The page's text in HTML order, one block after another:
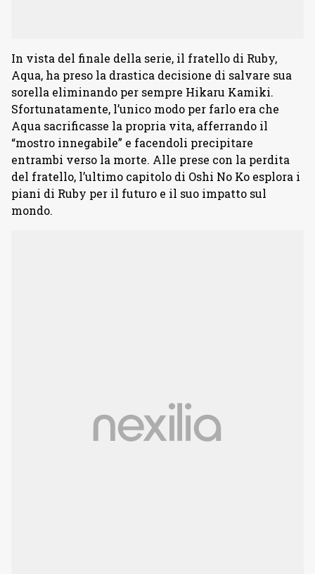
In vista del finale della serie, il fratello di Ruby,
Aqua, ha preso la drastica decisione di salvare sua
sorella eliminando per sempre Hikaru Kamiki.
Sfortunatamente, l’unico modo per farlo era che
Aqua sacrificasse la propria vita, afferrando il
“mostro innegabile” e facendoli precipitare
entrambi verso la morte. Alle prese con la perdita
del fratello, l’ultimo capitolo di Oshi No Ko esplora i
piani di Ruby per il futuro e il suo impatto sul
mondo.